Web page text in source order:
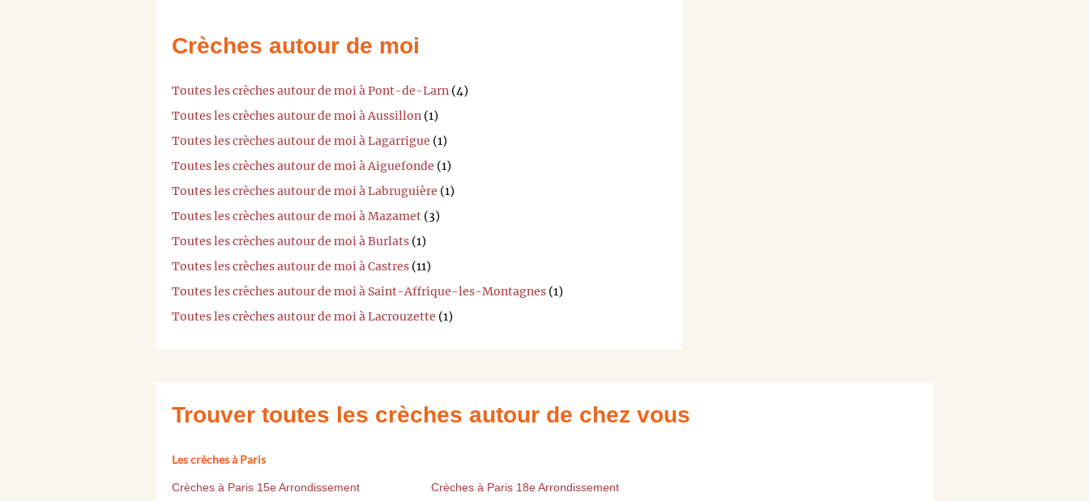
Crèches autour de moi
Toutes les crèches autour de moi à Pont-de-Larn (4)
Toutes les crèches autour de moi à Aussillon (1)
Toutes les crèches autour de moi à Lagarrigue (1)
Toutes les crèches autour de moi à Aiguefonde (1)
Toutes les crèches autour de moi à Labruguière (1)
Toutes les crèches autour de moi à Mazamet (3)
Toutes les crèches autour de moi à Burlats (1)
Toutes les crèches autour de moi à Castres (11)
Toutes les crèches autour de moi à Saint-Affrique-les-Montagnes (1)
Toutes les crèches autour de moi à Lacrouzette (1)
Trouver toutes les crèches autour de chez vous
Les crèches à Paris
Crèches à Paris 15e Arrondissement
Crèches à Paris 18e Arrondissement